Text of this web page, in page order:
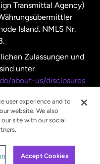
Transmittal Agency)
Island. NMLS Nr.
Zulassungen und
unter
about-us/disclosures
2024
user experience and to
website. We also
site with our social
Accept Cookies